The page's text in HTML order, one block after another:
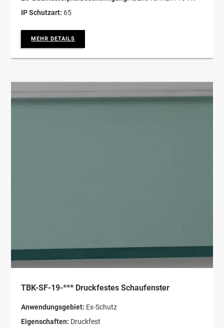
IP Schutzart: 65
MEHR DETAILS
TBK-SF-19-*** Druckfestes Schaufenster
Anwendungsgebiet: Ex-Schutz
Eigenschaften: Druckfest